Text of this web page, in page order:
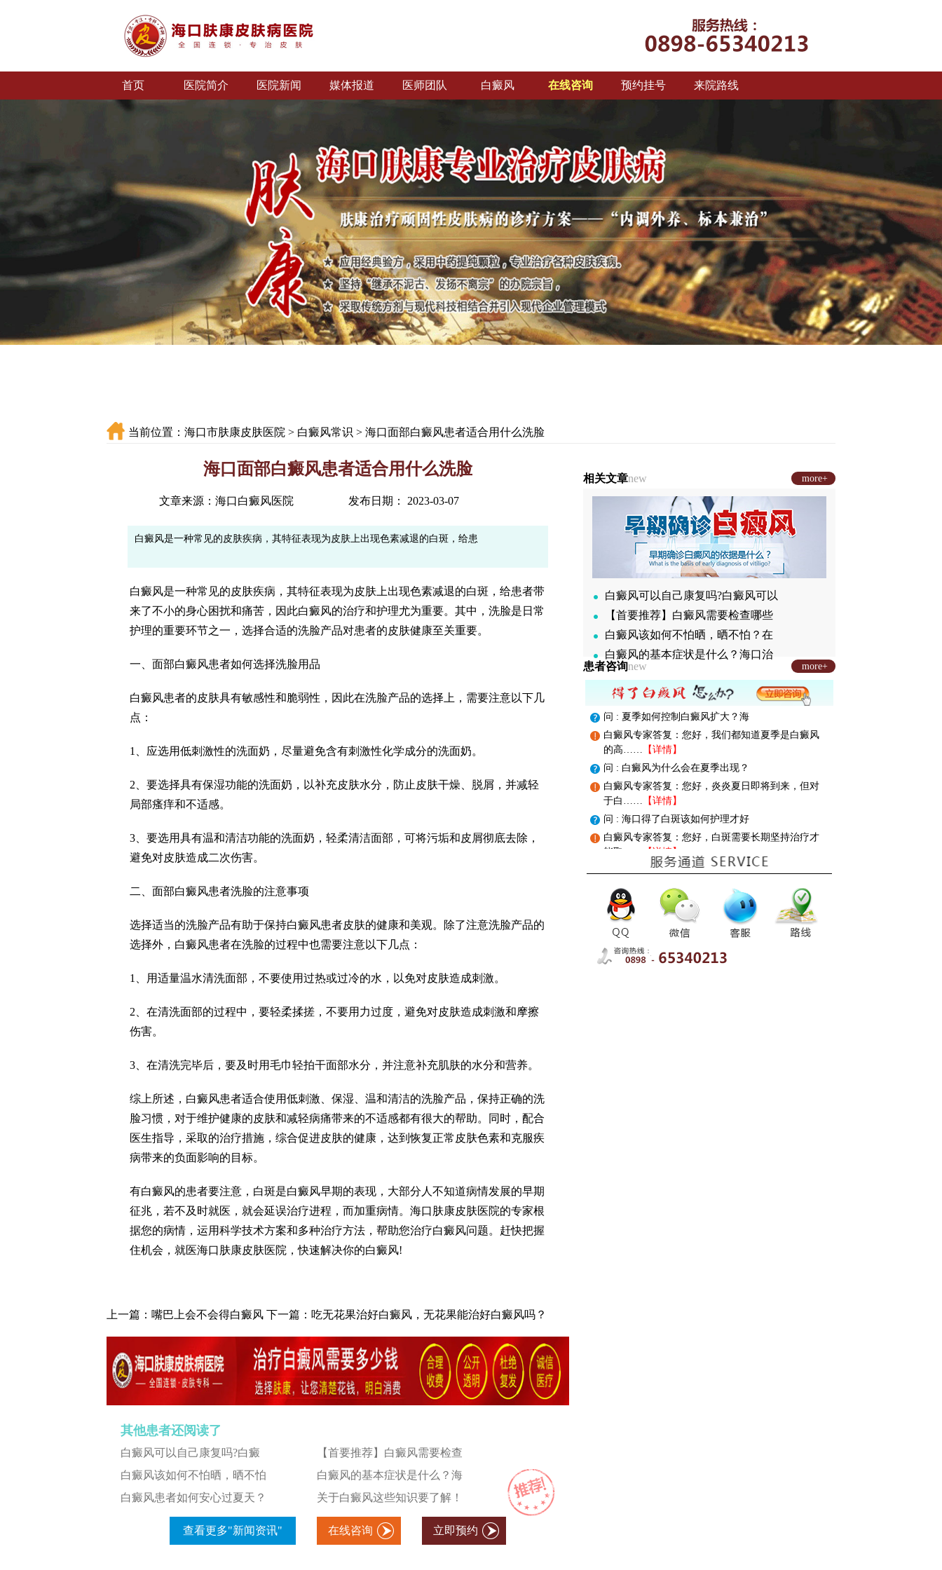
首页 医院简介 医院新闻 媒体报道 医师团队 白癜风 在线咨询 预约挂号 来院路线
当前位置： 海口市肤康皮肤医院 > 白癜风常识 > 海口面部白癜风患者适合用什么洗脸
海口面部白癜风患者适合用什么洗脸
文章来源：海口白癜风医院 发布日期： 2023-03-07
白癜风是一种常见的皮肤疾病，其特征表现为皮肤上出现色素减退的白斑，给患
白癜风是一种常见的皮肤疾病，其特征表现为皮肤上出现色素减退的白斑，给患者带
来了不小的身心困扰和痛苦，因此白癜风的治疗和护理尤为重要。其中，洗脸是日常
护理的重要环节之一，选择合适的洗脸产品对患者的皮肤健康至关重要。
一、面部白癜风患者如何选择洗脸用品
白癜风患者的皮肤具有敏感性和脆弱性，因此在洗脸产品的选择上，需要注意以下几
点：
1、应选用低刺激性的洗面奶，尽量避免含有刺激性化学成分的洗面奶。
2、要选择具有保湿功能的洗面奶，以补充皮肤水分，防止皮肤干燥、脱屑，并减轻
局部瘙痒和不适感。
3、要选用具有温和清洁功能的洗面奶，轻柔清洁面部，可将污垢和皮屑彻底去除，
避免对皮肤造成二次伤害。
二、面部白癜风患者洗脸的注意事项
选择适当的洗脸产品有助于保持白癜风患者皮肤的健康和美观。除了注意洗脸产品的
选择外，白癜风患者在洗脸的过程中也需要注意以下几点：
1、用适量温水清洗面部，不要使用过热或过冷的水，以免对皮肤造成刺激。
2、在清洗面部的过程中，要轻柔揉搓，不要用力过度，避免对皮肤造成刺激和摩擦
伤害。
3、在清洗完毕后，要及时用毛巾轻拍干面部水分，并注意补充肌肤的水分和营养。
综上所述，白癜风患者适合使用低刺激、保湿、温和清洁的洗脸产品，保持正确的洗
脸习惯，对于维护健康的皮肤和减轻病痛带来的不适感都有很大的帮助。同时，配合
医生指导，采取的治疗措施，综合促进皮肤的健康，达到恢复正常皮肤色素和克服疾
病带来的负面影响的目标。
有白癜风的患者要注意，白斑是白癜风早期的表现，大部分人不知道病情发展的早期
征兆，若不及时就医，就会延误治疗进程，而加重病情。海口肤康皮肤医院的专家根
据您的病情，运用科学技术方案和多种治疗方法，帮助您治疗白癜风问题。赶快把握
住机会，就医海口肤康皮肤医院，快速解决你的白癜风!
上一篇： 嘴巴上会不会得白癜风 下一篇： 吃无花果治好白癜风，无花果能治好白癜风吗？
其他患者还阅读了
白癜风可以自己康复吗?白癜
【首要推荐】白癜风需要检查
白癜风该如何不怕晒，晒不怕
白癜风的基本症状是什么？海
白癜风患者如何安心过夏天？
关于白癜风这些知识要了解！
查看更多"新闻资讯" 在线咨询 立即预约
相关文章new more+
白癜风可以自己康复吗?白癜风可以
【首要推荐】白癜风需要检查哪些
白癜风该如何不怕晒，晒不怕？在
白癜风的基本症状是什么？海口治
患者咨询new more+
问 : 夏季如何控制白癜风扩大？海
白癜风专家答复：您好，我们都知道夏季是白癜风
的高…… 【详情】
问 : 白癜风为什么会在夏季出现？
白癜风专家答复：您好，炎炎夏日即将到来，但对
于白…… 【详情】
问 : 海口得了白斑该如何护理才好
白癜风专家答复：您好，白斑需要长期坚持治疗才
能取……
【详情】